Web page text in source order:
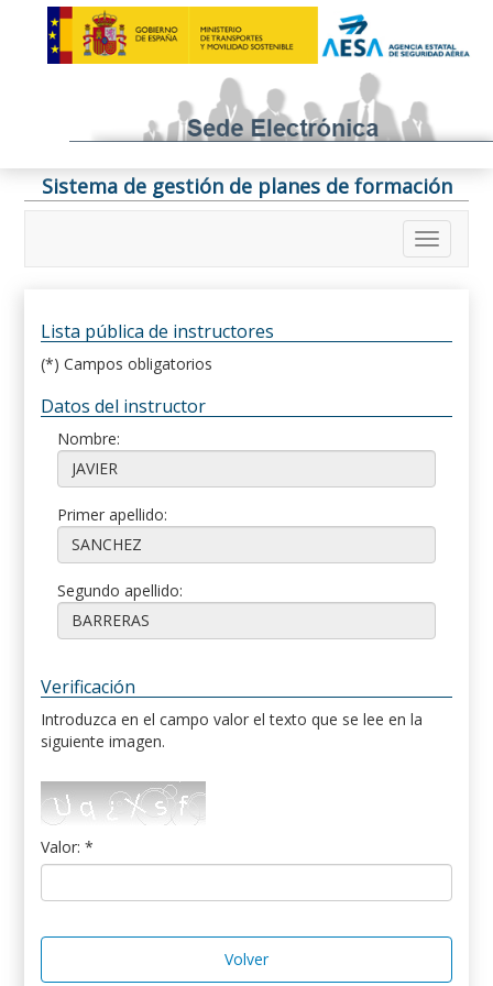
Sistema de gestión de planes de formación
Lista pública de instructores
(*) Campos obligatorios
Datos del instructor
Nombre:
Primer apellido:
Segundo apellido:
Verificación
Introduzca en el campo valor el texto que se lee en la
siguiente imagen.
Valor: *
Volver